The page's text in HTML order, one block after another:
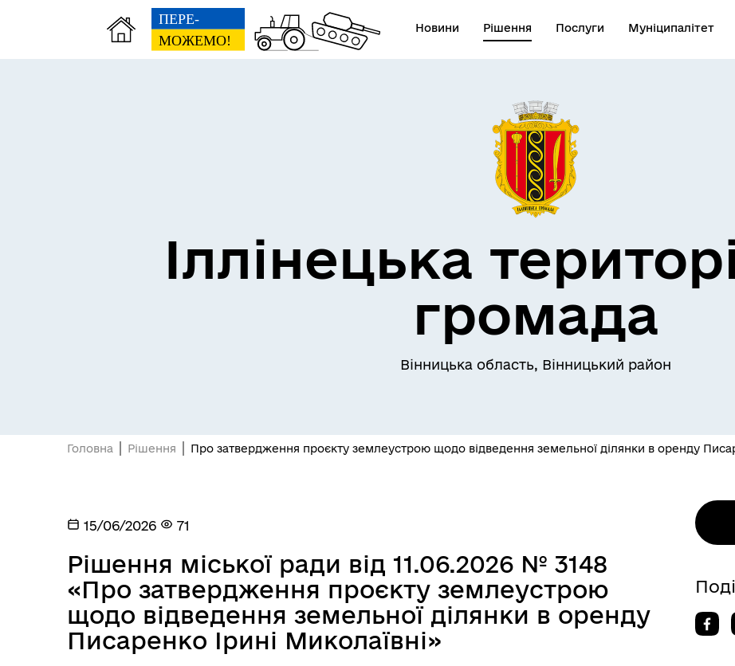
Новини Рішення Послуги Муніципалітет
Іллінецька
громада
Вінницька область, Вінницький район
Головна Рішення Про затвердження проєкту землеустрою щодо відведення земельної ділянки в оренду
15/06/2026 71
Рішення міської ради від 11.06.2026 № 3148
«Про затвердження проєкту землеустрою
щодо відведення земельної ділянки в оренду
Писаренко Ірині Миколаївні»